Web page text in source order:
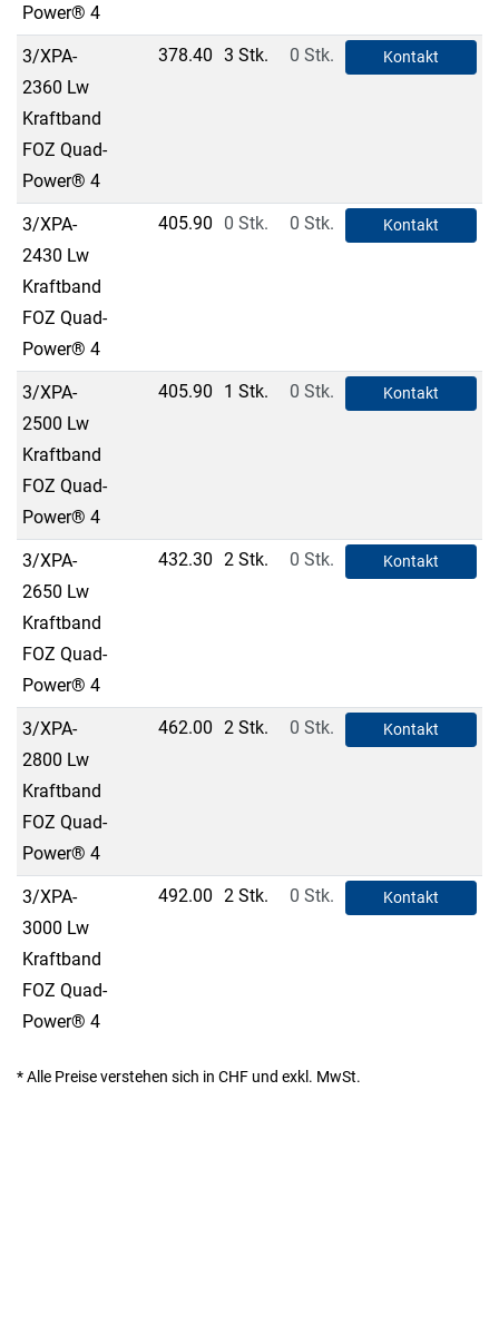
Power® 4
3/XPA-
2360 Lw
Kraftband
FOZ Quad-
Power® 4
378.40 3 Stk. 0 Stk. Kontakt
3/XPA-
2430 Lw
Kraftband
FOZ Quad-
Power® 4
405.90 0 Stk. 0 Stk. Kontakt
3/XPA-
2500 Lw
Kraftband
FOZ Quad-
Power® 4
405.90 1 Stk. 0 Stk. Kontakt
3/XPA-
2650 Lw
Kraftband
FOZ Quad-
Power® 4
432.30 2 Stk. 0 Stk. Kontakt
3/XPA-
2800 Lw
Kraftband
FOZ Quad-
Power® 4
462.00 2 Stk. 0 Stk. Kontakt
3/XPA-
3000 Lw
Kraftband
FOZ Quad-
Power® 4
492.00 2 Stk. 0 Stk. Kontakt
* Alle Preise verstehen sich in CHF und exkl. MwSt.